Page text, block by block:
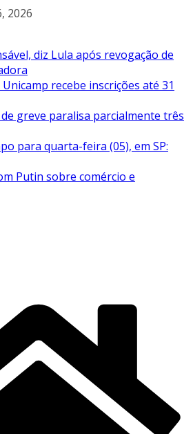
2026
diz Lula após revogação de
recebe inscrições até 31
greve paralisa parcialmente três
para quarta-feira (05), em SP:
Putin sobre comércio e